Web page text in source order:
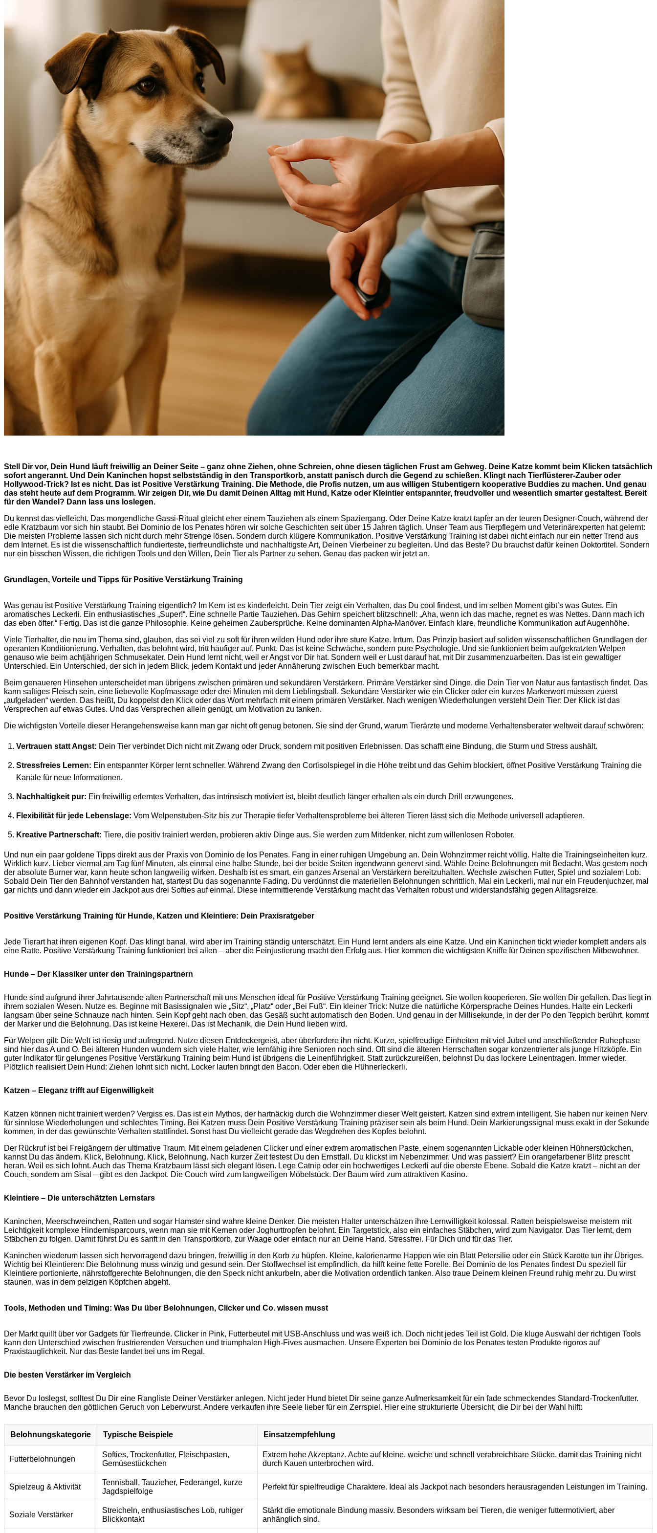
Stell Dir vor, Dein Hund läuft freiwillig an Deiner Seite – ganz ohne Ziehen, ohne Schreien, ohne diesen täglichen Frust am Gehweg. Deine Katze kommt beim Klicken tatsächlich
sofort angerannt. Und Dein Kaninchen hopst selbstständig in den Transportkorb, anstatt panisch durch die Gegend zu schießen. Klingt nach Tierflüsterer-Zauber oder
Hollywood-Trick? Ist es nicht. Das ist Positive Verstärkung Training. Die Methode, die Profis nutzen, um aus willigen Stubentigern kooperative Buddies zu machen. Und genau
das steht heute auf dem Programm. Wir zeigen Dir, wie Du damit Deinen Alltag mit Hund, Katze oder Kleintier entspannter, freudvoller und wesentlich smarter gestaltest. Bereit
für den Wandel? Dann lass uns loslegen.
Du kennst das vielleicht. Das morgendliche Gassi-Ritual gleicht eher einem Tauziehen als einem Spaziergang. Oder Deine Katze kratzt tapfer an der teuren Designer-Couch, während der
edle Kratzbaum vor sich hin staubt. Bei Dominio de los Penates hören wir solche Geschichten seit über 15 Jahren täglich. Unser Team aus Tierpflegern und Veterinärexperten hat gelernt:
Die meisten Probleme lassen sich nicht durch mehr Strenge lösen. Sondern durch klügere Kommunikation. Positive Verstärkung Training ist dabei nicht einfach nur ein netter Trend aus
dem Internet. Es ist die wissenschaftlich fundierteste, tierfreundlichste und nachhaltigste Art, Deinen Vierbeiner zu begleiten. Und das Beste? Du brauchst dafür keinen Doktortitel. Sondern
nur ein bisschen Wissen, die richtigen Tools und den Willen, Dein Tier als Partner zu sehen. Genau das packen wir jetzt an.
Grundlagen, Vorteile und Tipps für Positive Verstärkung Training
Was genau ist Positive Verstärkung Training eigentlich? Im Kern ist es kinderleicht. Dein Tier zeigt ein Verhalten, das Du cool findest, und im selben Moment gibt’s was Gutes. Ein
aromatisches Leckerli. Ein enthusiastisches „Super!“. Eine schnelle Partie Tauziehen. Das Gehirn speichert blitzschnell: „Aha, wenn ich das mache, regnet es was Nettes. Dann mach ich
das eben öfter.“ Fertig. Das ist die ganze Philosophie. Keine geheimen Zaubersprüche. Keine dominanten Alpha-Manöver. Einfach klare, freundliche Kommunikation auf Augenhöhe.
Viele Tierhalter, die neu im Thema sind, glauben, das sei viel zu soft für ihren wilden Hund oder ihre sture Katze. Irrtum. Das Prinzip basiert auf soliden wissenschaftlichen Grundlagen der
operanten Konditionierung. Verhalten, das belohnt wird, tritt häufiger auf. Punkt. Das ist keine Schwäche, sondern pure Psychologie. Und sie funktioniert beim aufgekratzten Welpen
genauso wie beim achtjährigen Schmusekater. Dein Hund lernt nicht, weil er Angst vor Dir hat. Sondern weil er Lust darauf hat, mit Dir zusammenzuarbeiten. Das ist ein gewaltiger
Unterschied. Ein Unterschied, der sich in jedem Blick, jedem Kontakt und jeder Annäherung zwischen Euch bemerkbar macht.
Beim genaueren Hinsehen unterscheidet man übrigens zwischen primären und sekundären Verstärkern. Primäre Verstärker sind Dinge, die Dein Tier von Natur aus fantastisch findet. Das
kann saftiges Fleisch sein, eine liebevolle Kopfmassage oder drei Minuten mit dem Lieblingsball. Sekundäre Verstärker wie ein Clicker oder ein kurzes Markerwort müssen zuerst
„aufgeladen“ werden. Das heißt, Du koppelst den Klick oder das Wort mehrfach mit einem primären Verstärker. Nach wenigen Wiederholungen versteht Dein Tier: Der Klick ist das
Versprechen auf etwas Gutes. Und das Versprechen allein genügt, um Motivation zu tanken.
Die wichtigsten Vorteile dieser Herangehensweise kann man gar nicht oft genug betonen. Sie sind der Grund, warum Tierärzte und moderne Verhaltensberater weltweit darauf schwören:
Vertrauen statt Angst: Dein Tier verbindet Dich nicht mit Zwang oder Druck, sondern mit positiven Erlebnissen. Das schafft eine Bindung, die Sturm und Stress aushält.
Stressfreies Lernen: Ein entspannter Körper lernt schneller. Während Zwang den Cortisolspiegel in die Höhe treibt und das Gehirn blockiert, öffnet Positive Verstärkung Training die
Kanäle für neue Informationen.
Nachhaltigkeit pur: Ein freiwillig erlerntes Verhalten, das intrinsisch motiviert ist, bleibt deutlich länger erhalten als ein durch Drill erzwungenes.
Flexibilität für jede Lebenslage: Vom Welpenstuben-Sitz bis zur Therapie tiefer Verhaltensprobleme bei älteren Tieren lässt sich die Methode universell adaptieren.
Kreative Partnerschaft: Tiere, die positiv trainiert werden, probieren aktiv Dinge aus. Sie werden zum Mitdenker, nicht zum willenlosen Roboter.
Und nun ein paar goldene Tipps direkt aus der Praxis von Dominio de los Penates. Fang in einer ruhigen Umgebung an. Dein Wohnzimmer reicht völlig. Halte die Trainingseinheiten kurz.
Wirklich kurz. Lieber viermal am Tag fünf Minuten, als einmal eine halbe Stunde, bei der beide Seiten irgendwann genervt sind. Wähle Deine Belohnungen mit Bedacht. Was gestern noch
der absolute Burner war, kann heute schon langweilig wirken. Deshalb ist es smart, ein ganzes Arsenal an Verstärkern bereitzuhalten. Wechsle zwischen Futter, Spiel und sozialem Lob.
Sobald Dein Tier den Bahnhof verstanden hat, startest Du das sogenannte Fading. Du verdünnst die materiellen Belohnungen schrittlich. Mal ein Leckerli, mal nur ein Freudenjuchzer, mal
gar nichts und dann wieder ein Jackpot aus drei Softies auf einmal. Diese intermittierende Verstärkung macht das Verhalten robust und widerstandsfähig gegen Alltagsreize.
Positive Verstärkung Training für Hunde, Katzen und Kleintiere: Dein Praxisratgeber
Jede Tierart hat ihren eigenen Kopf. Das klingt banal, wird aber im Training ständig unterschätzt. Ein Hund lernt anders als eine Katze. Und ein Kaninchen tickt wieder komplett anders als
eine Ratte. Positive Verstärkung Training funktioniert bei allen – aber die Feinjustierung macht den Erfolg aus. Hier kommen die wichtigsten Kniffe für Deinen spezifischen Mitbewohner.
Hunde – Der Klassiker unter den Trainingspartnern
Hunde sind aufgrund ihrer Jahrtausende alten Partnerschaft mit uns Menschen ideal für Positive Verstärkung Training geeignet. Sie wollen kooperieren. Sie wollen Dir gefallen. Das liegt in
ihrem sozialen Wesen. Nutze es. Beginne mit Basissignalen wie „Sitz“, „Platz“ oder „Bei Fuß“. Ein kleiner Trick: Nutze die natürliche Körpersprache Deines Hundes. Halte ein Leckerli
langsam über seine Schnauze nach hinten. Sein Kopf geht nach oben, das Gesäß sucht automatisch den Boden. Und genau in der Millisekunde, in der der Po den Teppich berührt, kommt
der Marker und die Belohnung. Das ist keine Hexerei. Das ist Mechanik, die Dein Hund lieben wird.
Für Welpen gilt: Die Welt ist riesig und aufregend. Nutze diesen Entdeckergeist, aber überfordere ihn nicht. Kurze, spielfreudige Einheiten mit viel Jubel und anschließender Ruhephase
sind hier das A und O. Bei älteren Hunden wundern sich viele Halter, wie lernfähig ihre Senioren noch sind. Oft sind die älteren Herrschaften sogar konzentrierter als junge Hitzköpfe. Ein
guter Indikator für gelungenes Positive Verstärkung Training beim Hund ist übrigens die Leinenführigkeit. Statt zurückzureißen, belohnst Du das lockere Leinentragen. Immer wieder.
Plötzlich realisiert Dein Hund: Ziehen lohnt sich nicht. Locker laufen bringt den Bacon. Oder eben die Hühnerleckerli.
Katzen – Eleganz trifft auf Eigenwilligkeit
Katzen können nicht trainiert werden? Vergiss es. Das ist ein Mythos, der hartnäckig durch die Wohnzimmer dieser Welt geistert. Katzen sind extrem intelligent. Sie haben nur keinen Nerv
für sinnlose Wiederholungen und schlechtes Timing. Bei Katzen muss Dein Positive Verstärkung Training präziser sein als beim Hund. Dein Markierungssignal muss exakt in der Sekunde
kommen, in der das gewünschte Verhalten stattfindet. Sonst hast Du vielleicht gerade das Wegdrehen des Kopfes belohnt.
Der Rückruf ist bei Freigängern der ultimative Traum. Mit einem geladenen Clicker und einer extrem aromatischen Paste, einem sogenannten Lickable oder kleinen Hühnerstückchen,
kannst Du das ändern. Klick, Belohnung. Klick, Belohnung. Nach kurzer Zeit testest Du den Ernstfall. Du klickst im Nebenzimmer. Und was passiert? Ein orangefarbener Blitz prescht
heran. Weil es sich lohnt. Auch das Thema Kratzbaum lässt sich elegant lösen. Lege Catnip oder ein hochwertiges Leckerli auf die oberste Ebene. Sobald die Katze kratzt – nicht an der
Couch, sondern am Sisal – gibt es den Jackpot. Die Couch wird zum langweiligen Möbelstück. Der Baum wird zum attraktiven Kasino.
Kleintiere – Die unterschätzten Lernstars
Kaninchen, Meerschweinchen, Ratten und sogar Hamster sind wahre kleine Denker. Die meisten Halter unterschätzen ihre Lernwilligkeit kolossal. Ratten beispielsweise meistern mit
Leichtigkeit komplexe Hindernisparcours, wenn man sie mit Kernen oder Joghurttropfen belohnt. Ein Targetstick, also ein einfaches Stäbchen, wird zum Navigator. Das Tier lernt, dem
Stäbchen zu folgen. Damit führst Du es sanft in den Transportkorb, zur Waage oder einfach nur an Deine Hand. Stressfrei. Für Dich und für das Tier.
Kaninchen wiederum lassen sich hervorragend dazu bringen, freiwillig in den Korb zu hüpfen. Kleine, kalorienarme Happen wie ein Blatt Petersilie oder ein Stück Karotte tun ihr Übriges.
Wichtig bei Kleintieren: Die Belohnung muss winzig und gesund sein. Der Stoffwechsel ist empfindlich, da hilft keine fette Forelle. Bei Dominio de los Penates findest Du speziell für
Kleintiere portionierte, nährstoffgerechte Belohnungen, die den Speck nicht ankurbeln, aber die Motivation ordentlich tanken. Also traue Deinem kleinen Freund ruhig mehr zu. Du wirst
staunen, was in dem pelzigen Köpfchen abgeht.
Tools, Methoden und Timing: Was Du über Belohnungen, Clicker und Co. wissen musst
Der Markt quillt über vor Gadgets für Tierfreunde. Clicker in Pink, Futterbeutel mit USB-Anschluss und was weiß ich. Doch nicht jedes Teil ist Gold. Die kluge Auswahl der richtigen Tools
kann den Unterschied zwischen frustrierenden Versuchen und triumphalen High-Fives ausmachen. Unsere Experten bei Dominio de los Penates testen Produkte rigoros auf
Praxistauglichkeit. Nur das Beste landet bei uns im Regal.
Die besten Verstärker im Vergleich
Bevor Du loslegst, solltest Du Dir eine Rangliste Deiner Verstärker anlegen. Nicht jeder Hund bietet Dir seine ganze Aufmerksamkeit für ein fade schmeckendes Standard-Trockenfutter.
Manche brauchen den göttlichen Geruch von Leberwurst. Andere verkaufen ihre Seele lieber für ein Zerrspiel. Hier eine strukturierte Übersicht, die Dir bei der Wahl hilft:
Belohnungskategorie Typische Beispiele Einsatzempfehlung
Futterbelohnungen
Softies, Trockenfutter, Fleischpasten,
Gemüsestückchen
Extrem hohe Akzeptanz. Achte auf kleine, weiche und schnell verabreichbare Stücke, damit das Training nicht
durch Kauen unterbrochen wird.
Spielzeug & Aktivität
Tennisball, Tauzieher, Federangel, kurze
Jagdspielfolge
Perfekt für spielfreudige Charaktere. Ideal als Jackpot nach besonders herausragenden Leistungen im Training.
Soziale Verstärker
Streicheln, enthusiastisches Lob, ruhiger
Blickkontakt
Stärkt die emotionale Bindung massiv. Besonders wirksam bei Tieren, die weniger futtermotiviert, aber
anhänglich sind.